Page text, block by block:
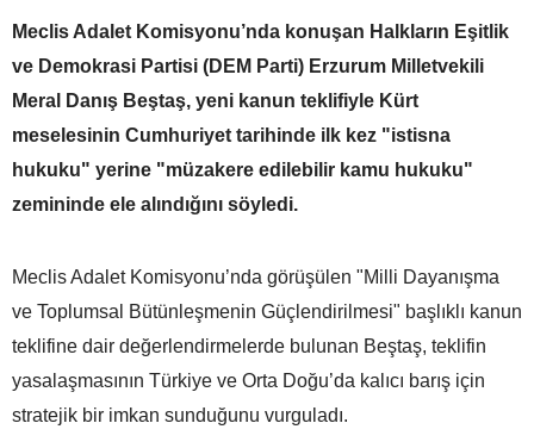
Meclis Adalet Komisyonu’nda konuşan Halkların Eşitlik
ve Demokrasi Partisi (DEM Parti) Erzurum Milletvekili
Meral Danış Beştaş, yeni kanun teklifiyle Kürt
meselesinin Cumhuriyet tarihinde ilk kez "istisna
hukuku" yerine "müzakere edilebilir kamu hukuku"
zemininde ele alındığını söyledi.
Meclis Adalet Komisyonu’nda görüşülen "Milli Dayanışma
ve Toplumsal Bütünleşmenin Güçlendirilmesi" başlıklı kanun
teklifine dair değerlendirmelerde bulunan Beştaş, teklifin
yasalaşmasının Türkiye ve Orta Doğu’da kalıcı barış için
stratejik bir imkan sunduğunu vurguladı.